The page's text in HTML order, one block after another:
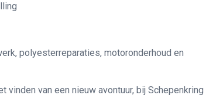
polyesterreparaties, motoronderhoud en
van een nieuw avontuur, bij Schepenkring